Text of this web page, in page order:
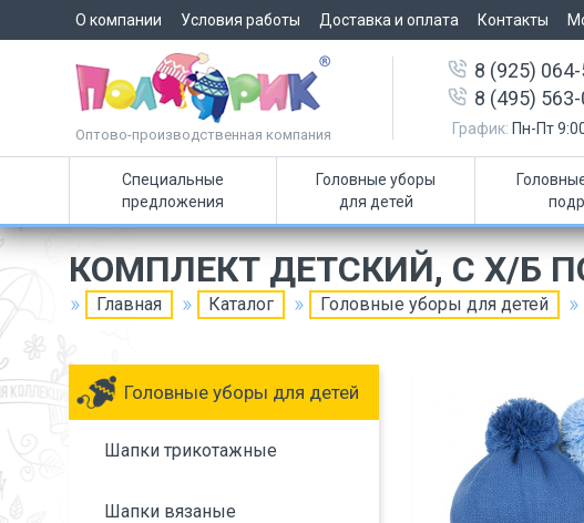
О компании Условия работы Доставка и оплата Контакты
Оптово-производственная компания
8 (925)
8 (495)
График: Пн-Пт
Специальные
предложения
Головные уборы
для детей
КОМПЛЕКТ ДЕТСКИЙ, С Х/Б
Главная Каталог Головные уборы для детей
Головные уборы для детей
Шапки трикотажные
Шапки вязаные